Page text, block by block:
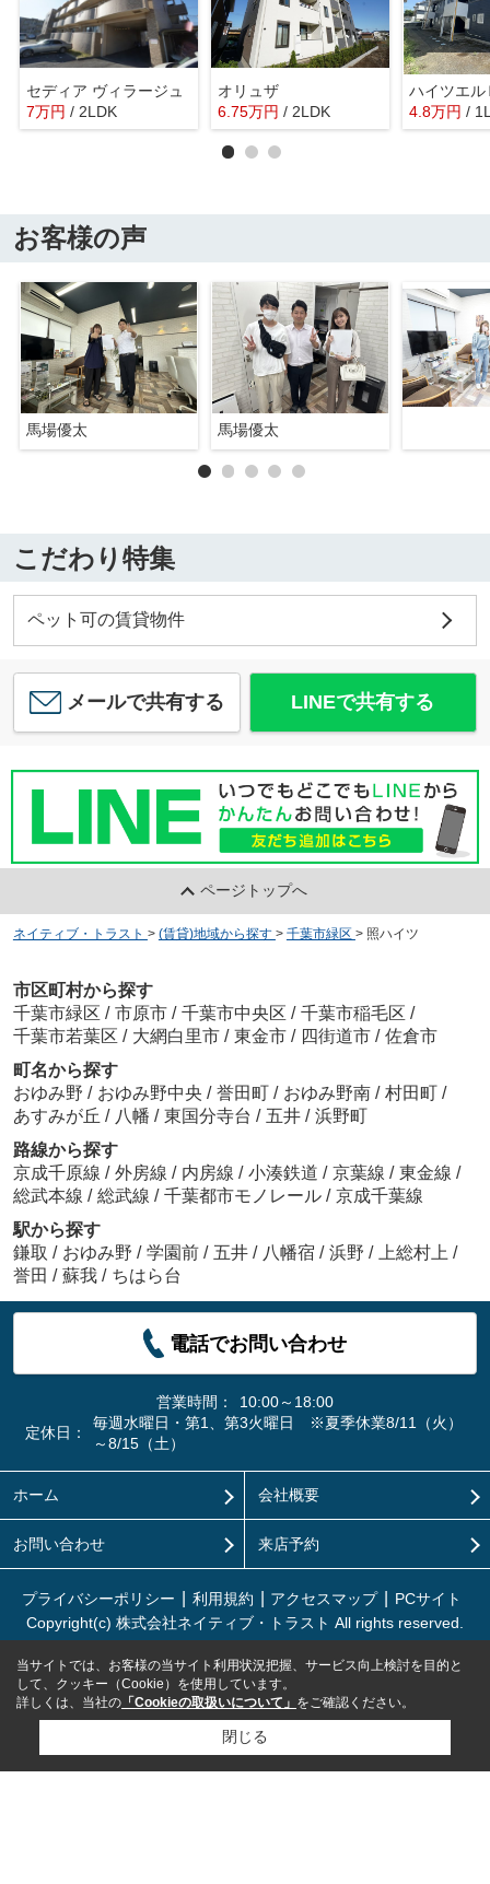
セディア ヴィラージュ
7万円 / 2LDK
オリュザ
6.75万円 / 2LDK
ハイツエル
4.8万円 /
お客様の声
馬場優太 馬場優太
こだわり特集
ペット可の賃貸物件
メールで共有する LINEで共有する
ページトップへ
ネイティブ・トラスト > (賃貸)地域から探す > 千葉市緑区 > 照ハイツ
市区町村から探す
千葉市緑区 / 市原市 / 千葉市中央区 / 千葉市稲毛区 /
千葉市若葉区 / 大網白里市 / 東金市 / 四街道市 / 佐倉市
町名から探す
おゆみ野 / おゆみ野中央 / 誉田町 / おゆみ野南 / 村田町 /
あすみが丘 / 八幡 / 東国分寺台 / 五井 / 浜野町
路線から探す
京成千原線 / 外房線 / 内房線 / 小湊鉄道 / 京葉線 / 東金線 /
総武本線 / 総武線 / 千葉都市モノレール / 京成千葉線
駅から探す
鎌取 / おゆみ野 / 学園前 / 五井 / 八幡宿 / 浜野 / 上総村上 /
誉田 / 蘇我 / ちはら台
電話でお問い合わせ
営業時間：
10:00～18:00
定休日：
毎週水曜日・第1、第3火曜日 ※夏季休業8/11（火）
～8/15（土）
ホーム 会社概要
お問い合わせ 来店予約
プライバシーポリシー 利用規約 アクセスマップ
PCサイト
Copyright(c) 株式会社ネイティブ・トラスト All rights reserved.
当サイトでは、お客様の当サイト利用状況把握、サービス向上検討を目的と
して、クッキー（Cookie）を使用しています。
詳しくは、当社の 「Cookieの取扱いについて」 をご確認ください。
閉じる